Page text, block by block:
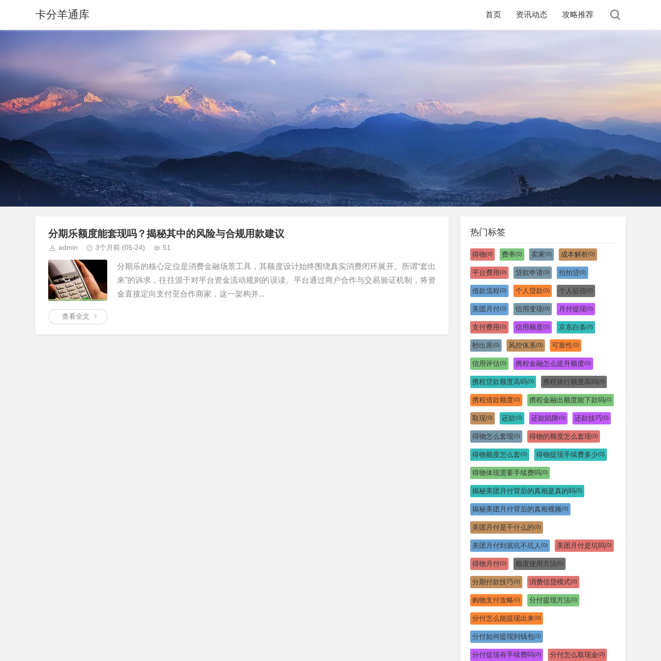
卡分羊通库 首页 资讯动态 攻略推荐
分期乐额度能套现吗？揭秘其中的风险与合规用款建议
admin 3个月前 (05-24) 51
分期乐的核心定位是消费金融场景工具，其额度设计始终围绕真实消费闭环展开。所谓“套出
来”的诉求，往往源于对平台资金流动规则的误读。平台通过商户合作与交易验证机制，将资
金直接定向支付至合作商家，这一架构并...
查看全文
热门标签
得物(0) 费率(0) 卖家(0) 成本解析(0)
平台费用(0) 贷款申请(0) 拍拍贷(0)
借款流程(0) 个人贷款(0) 个人征信(0)
美团月付(0) 信用变现(0) 月付提现(0)
支付费用(0) 信用额度(0) 京东白条(0)
秒出库(0) 风控体系(0) 可靠性(0)
信用评估(0) 携程金融怎么提升额度(0)
携程贷款额度高吗(0) 携程旅行额度高吗(0)
携程借款额度(0) 携程金融出额度能下款吗(0)
取现(0) 还款(0) 还款陷阱(0) 还款技巧(0)
得物怎么套现(0) 得物的额度怎么套现(0)
得物额度怎么套(0) 得物提现手续费多少(0)
得物体现需要手续费吗(0)
揭秘美团月付背后的真相是真的吗(0)
揭秘美团月付背后的真相视频(0)
美团月付是干什么的(0)
美团月付到底坑不坑人 (0) 美团月付是坑吗(0)
得物月付(0) 额度使用方法(0)
分期付款技巧(0) 消费信贷模式(0)
购物支付攻略(0) 分付提现方法(0)
分付怎么能提现出来(0)
分付如何提现到钱包(0)
分付提现有手续费吗(0) 分付怎么取现金(0)